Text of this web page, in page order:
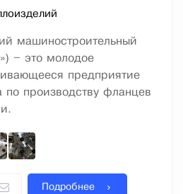
машиностроительный
– это молодое
предприятие
по производству фланцев
Подробнее